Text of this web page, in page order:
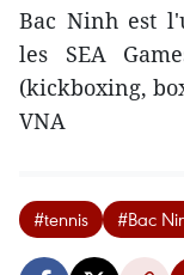
Bac Ninh est
les SEA
(kickboxing,
VNA
#tennis #Bac